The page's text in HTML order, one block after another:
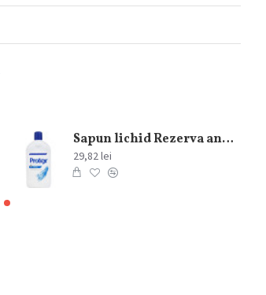
Sapun lichid Rezerva antibacterial Protex Fresh 700 ml
29,82 lei